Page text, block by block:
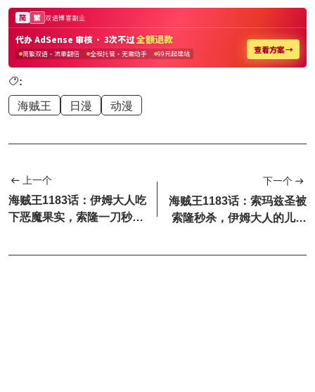
:
海贼王 日漫 动漫
上一个
海贼王1183话：伊姆大人吃
下恶魔果实，索隆一刀秒杀
下一个
海贼王1183话：索玛兹圣被
索隆秒杀，伊姆大人的儿子